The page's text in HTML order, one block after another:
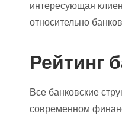
интересующая
относительно
Рейтинг
Все банковские
современном